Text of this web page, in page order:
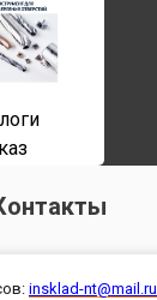
insklad-nt@mail.ru